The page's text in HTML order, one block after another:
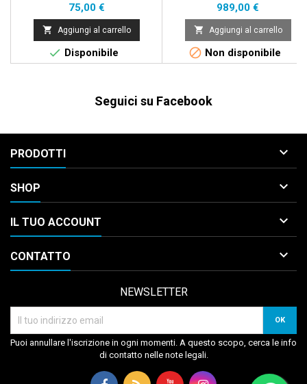
Prezzo
75,00 €
 Aggiungi al carrello
 Disponibile
Prezzo
989,00 €
 Aggiungi al carrello
 Non disponibile
Seguici su Facebook
PRODOTTI 
SHOP 
IL TUO ACCOUNT 
CONTATTO 
NEWSLETTER
Puoi annullare l'iscrizione in ogni momenti. A questo scopo, cerca le info
di contatto nelle note legali.